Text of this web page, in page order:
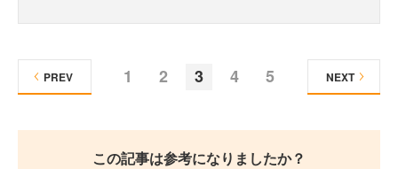
1 2 3 4 5
PREV NEXT
この記事は参考になりましたか？